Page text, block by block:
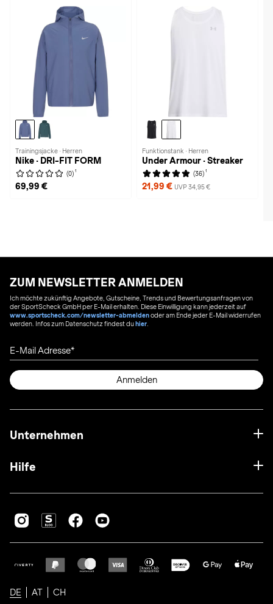
Trainingsjacke · Herren
Nike · DRI-FIT FORM
(0) 1
69,99 €
Funktionstank · Herren
Under Armour · Streaker
(36) 1
21,99 € UVP 34,95 €
ZUM NEWSLETTER ANMELDEN
Ich möchte zukünftig Angebote, Gutscheine, Trends und Bewertungsanfragen von
der SportScheck GmbH per E-Mail erhalten. Diese Einwilligung kann jederzeit auf
www.sportscheck.com/newsletter-abmeldenoder am Ende jeder E-Mail widerrufen
werden. Infos zum Datenschutz findest duhier
E-Mail Adresse
Anmelden
Unternehmen
Hilfe
DE AT CH